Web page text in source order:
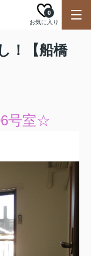
お気に入り
0
！【船橋
号室☆